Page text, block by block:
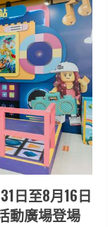
日至8月16日
動廣場登場